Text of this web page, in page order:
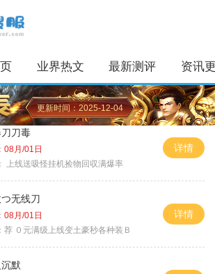
业界热文 最新测评 资讯
更新时间：2025-12-04
刀毒
08月/01日
上线送吸怪挂机捡物回収满爆率
详情
无线刀
08月/01日
荐 ０元满级上线变土豪秒各种装Ｂ
详情
默